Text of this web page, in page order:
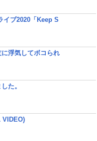
イブ2020「Keep S
に浮気してボコられ
た。
VIDEO)